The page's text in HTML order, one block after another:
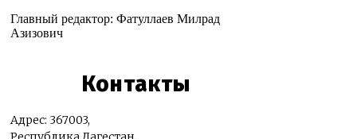
Главный редактор: Фатуллаев Милрад
Азизович
Контакты
Адрес: 367003,